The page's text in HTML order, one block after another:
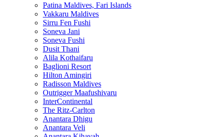
Patina Maldives, Fari Islands
Vakkaru Maldives
Sirru Fen Fushi
Soneva Jani
Soneva Fushi
Dusit Thani
Alila Kothaifaru
Baglioni Resort
Hilton Amingiri
Radisson Maldives
Outrigger Maafushivaru
InterContinental
The Ritz-Carlton
Anantara Dhigu
Anantara Veli